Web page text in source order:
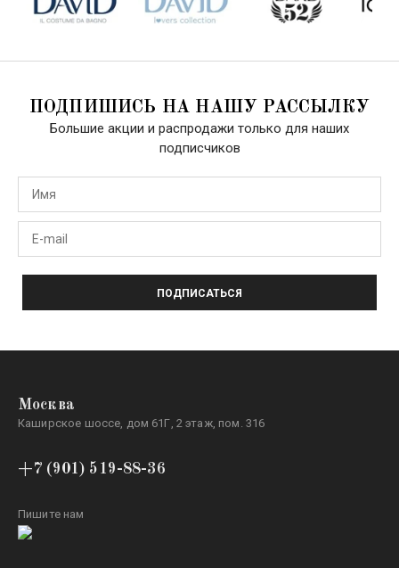
ПОДПИШИСЬ НА НАШУ РАССЫЛКУ
Большие акции и распродажи только для наших
подписчиков
ПОДПИСАТЬСЯ
Москва
Каширское шоссе, дом 61Г, 2 этаж, пом. 316
+7 (901) 519-88-36
Пишите нам